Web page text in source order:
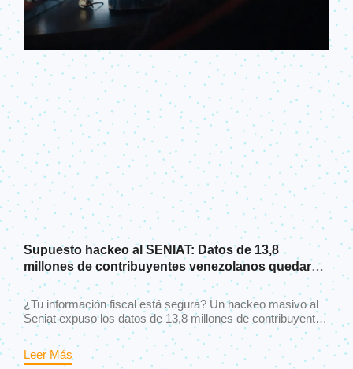
Supuesto hackeo al SENIAT: Datos de 13,8
millones de contribuyentes venezolanos quedaron
expuestos
¿Tu información fiscal está segura? Un hackeo masivo al
Seniat expuso los datos de 13,8 millones de contribuyentes
venezolanos, incluyendo cédulas, RIF, domicilios y datos
corporativos. Entérate de qué pasó y qué debes hacer
ahora.
Leer Más